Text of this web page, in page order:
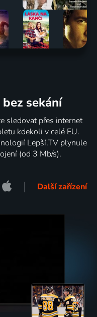
sekání
sledovat přes internet
kdekoli v celé EU.
Lepší.TV plynule
(od 3 Mb/s).
Další zařízení